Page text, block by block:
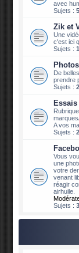
avec
Sujets :
Zik et
Une
c'est ici
Sujets :
De
prendre
Sujets :
A vos
Sujets :
Vous
une
votre
venant
réagir
airhuile.
Sujets :3